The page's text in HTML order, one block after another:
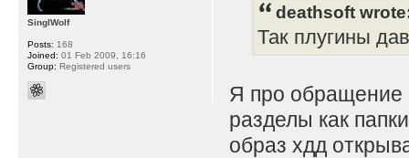
deathsoft
Так плугины
Я про обращение
разделы как
образ хдд
SinglWolf
Posts: 168
Joined: 01 Feb 2009, 16:16
Group: Registered users